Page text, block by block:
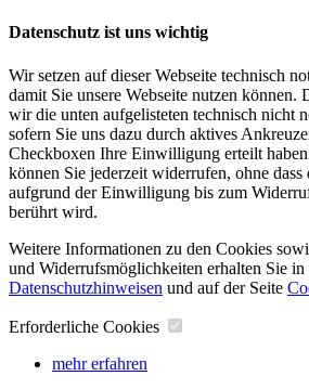
Datenschutz ist uns wichtig
Wir setzen auf dieser Webseite technisch
damit Sie unsere Webseite nutzen können.
wir die unten aufgelisteten technisch nicht
sofern Sie uns dazu durch aktives
Checkboxen Ihre Einwilligung erteilt
können Sie jederzeit widerrufen, ohne
aufgrund der Einwilligung bis zum
berührt wird.
Weitere Informationen zu den Cookies
und Widerrufsmöglichkeiten erhalten Sie in
Datenschutzhinweisen und auf der Seite
Erforderliche Cookies
mehr erfahren